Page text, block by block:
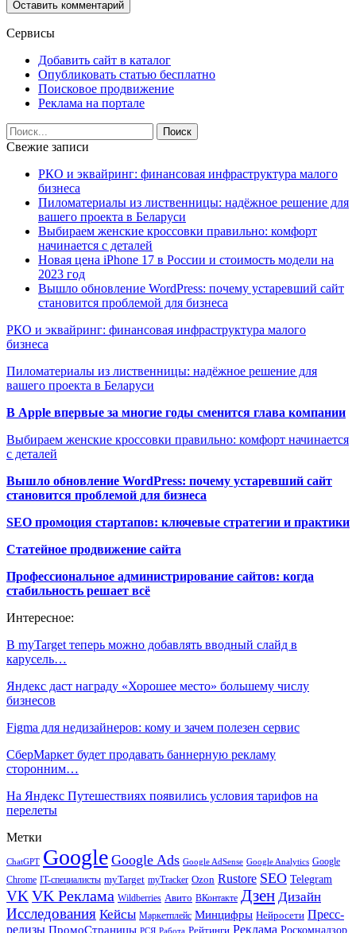
Сервисы
Добавить сайт в каталог
Опубликовать статью бесплатно
Поисковое продвижение
Реклама на портале
Свежие записи
РКО и эквайринг: финансовая инфраструктура малого
бизнеса
Пиломатериалы из лиственницы: надёжное решение для
вашего проекта в Беларуси
Выбираем женские кроссовки правильно: комфорт
начинается с деталей
Новая цена iPhone 17 в России и стоимость модели на
2023 год
Вышло обновление WordPress: почему устаревший сайт
становится проблемой для бизнеса
РКО и эквайринг: финансовая инфраструктура малого
бизнеса
Пиломатериалы из лиственницы: надёжное решение для
вашего проекта в Беларуси
В Apple впервые за многие годы сменится глава компании
Выбираем женские кроссовки правильно: комфорт начинается
с деталей
Вышло обновление WordPress: почему устаревший сайт
становится проблемой для бизнеса
SEO промоция стартапов: ключевые стратегии и практики
Статейное продвижение сайта
Профессиональное администрирование сайтов: когда
стабильность решает всё
Интересное:
В myTarget теперь можно добавлять вводный слайд в
карусель…
Яндекс даст награду «Хорошее место» большему числу
бизнесов
Figma для недизайнеров: кому и зачем полезен сервис
СберМаркет будет продавать баннерную рекламу
сторонним…
На Яндекс Путешествиях появились условия тарифов на
перелеты
Метки
ChatGPT Google Google Ads Google AdSense Google Analytics Google
Chrome IT-специалисты myTarget myTracker Ozon Rustore SEO Telegram
VK VK Реклама Wildberries Авито ВКонтакте Дзен Дизайн
Исследования Кейсы Маркетплейс Минцифры Нейросети Пресс-
релизы ПромоСтраницы РСЯ Работа Рейтинги Реклама Роскомнадзор